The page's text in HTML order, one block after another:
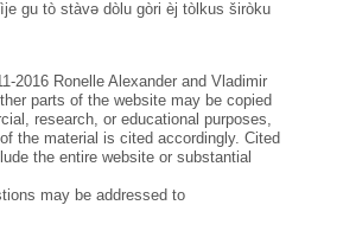
gu tò stàvə dòlu gòri èj tòlkus širòku
2016 Ronelle Alexander and Vladimir
parts of the website may be copied
research, or educational purposes,
the material is cited accordingly. Cited
the entire website or substantial
may be addressed to